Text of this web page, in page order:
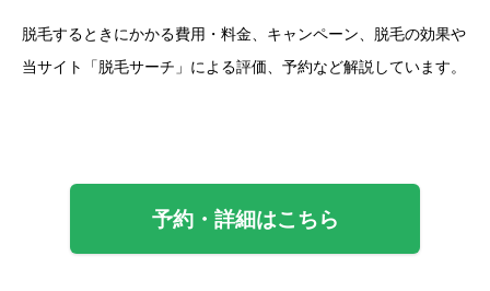
脱毛するときにかかる費用・料金、キャンペーン、脱毛の効果や
当サイト「脱毛サーチ」による評価、予約など解説しています。
予約・詳細はこちら